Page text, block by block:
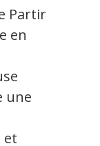
Partir
en
une
et